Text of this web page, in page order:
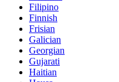
Filipino
Finnish
Frisian
Galician
Georgian
Gujarati
Haitian